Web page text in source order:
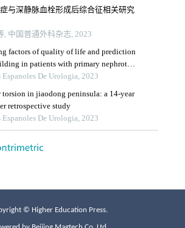
© Higher Education Press.